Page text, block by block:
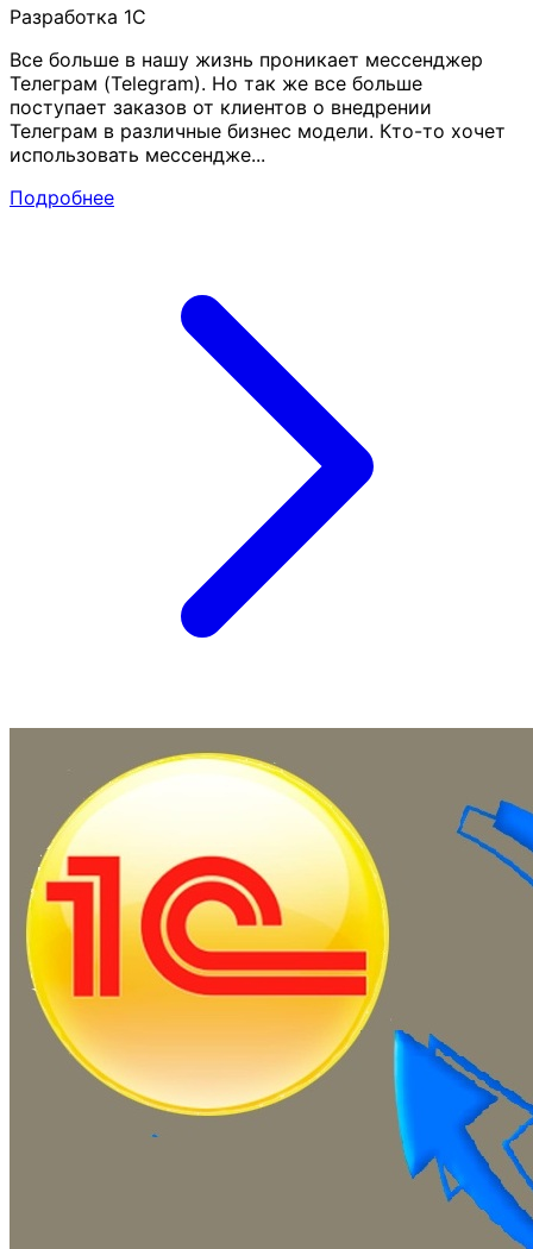
Разработка 1C
Все больше в нашу жизнь проникает мессенджер
Телеграм (Telegram). Но так же все больше
поступает заказов от клиентов о внедрении
Телеграм в различные бизнес модели. Кто-то хочет
использовать мессендже...
Подробнее